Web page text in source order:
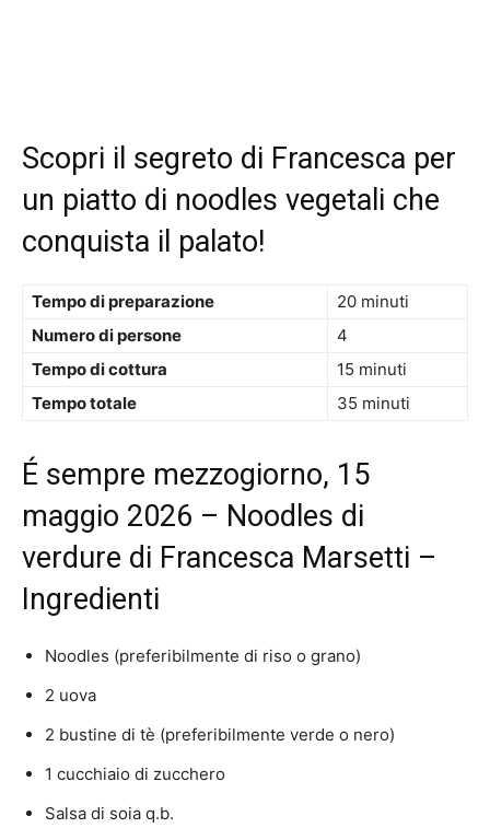
Scopri il segreto di Francesca per
un piatto di noodles vegetali che
conquista il palato!
Tempo di preparazione
20 minuti
Numero di persone
4
Tempo di cottura
15 minuti
Tempo totale
35 minuti
É sempre mezzogiorno, 15
maggio 2026 – Noodles di
verdure di Francesca Marsetti –
Ingredienti
Noodles (preferibilmente di riso o grano)
2 uova
2 bustine di tè (preferibilmente verde o nero)
1 cucchiaio di zucchero
Salsa di soia q.b.